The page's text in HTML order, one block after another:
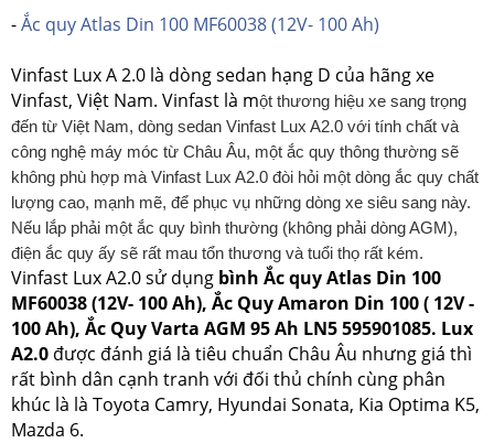
-Ắc quy Atlas Din 100 MF60038 (12V- 100 Ah)
Vinfast Lux A 2.0 là dòng sedan hạng D của hãng xe
Vinfast, Việt Nam. Vinfast là một thương hiệu xe sang trọng
đến từ Việt Nam, dòng sedan Vinfast Lux A2.0 với tính chất và
công nghệ máy móc từ Châu Âu, một ắc quy thông thường sẽ
không phù hợp mà Vinfast Lux A2.0 đòi hỏi một dòng ắc quy chất
lượng cao, mạnh mẽ, để phục vụ những dòng xe siêu sang này.
Nếu lắp phải một ắc quy bình thường (không phải dòng AGM),
điện ắc quy ấy sẽ rất mau tổn thương và tuổi thọ rất kém.
Vinfast LuxA2.0 sử dụng bình Ắc quy Atlas Din 100
MF60038 (12V- 100 Ah), Ắc Quy Amaron Din 100 ( 12V -
100 Ah), Ắc Quy Varta AGM 95 Ah LN5 595901085. Lux
A2.0 được đánh giá là tiêu chuẩn Châu Âu nhưng giá thì
rất bình dân cạnh tranh với đối thủ chính cùng phân
khúc là là Toyota Camry, Hyundai Sonata, Kia Optima K5,
Mazda 6.